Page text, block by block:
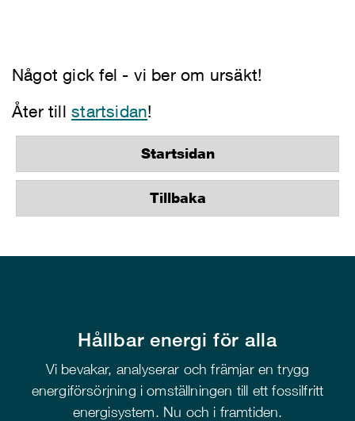
Något gick fel - vi ber om ursäkt!
Åter tillstartsidan!
Startsidan
Tillbaka
Hållbar energi för alla
Vi bevakar, analyserar och främjar en trygg
energiförsörjning i omställningen till ett fossilfritt
energisystem. Nu och i framtiden.